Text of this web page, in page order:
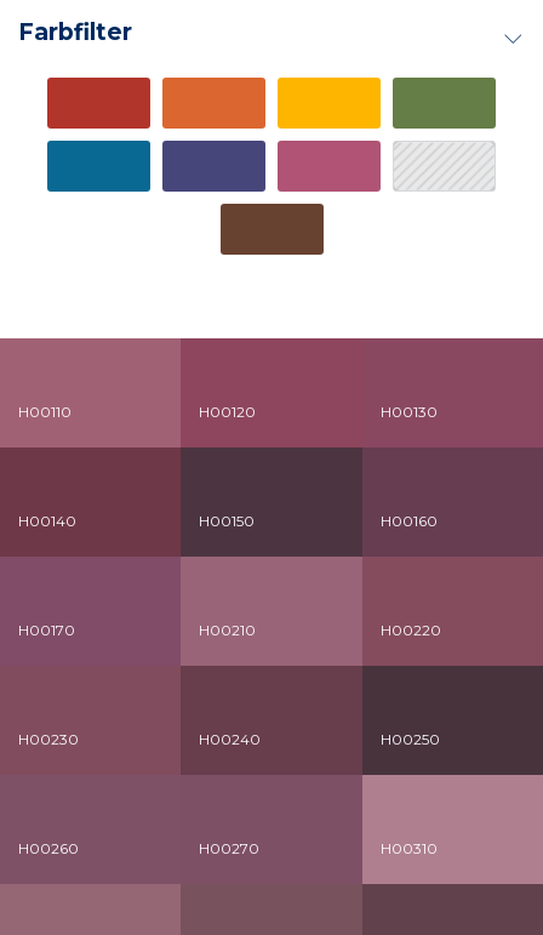
Farbfilter
H00110 H00120 H00130
H00140 H00150 H00160
H00170 H00210 H00220
H00230 H00240 H00250
H00260 H00270 H00310